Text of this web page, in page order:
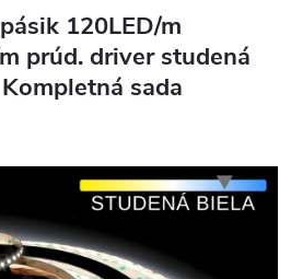
120LED/m
prúd. driver studená
sada